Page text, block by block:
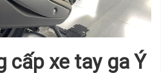
cấp xe tay ga Ý